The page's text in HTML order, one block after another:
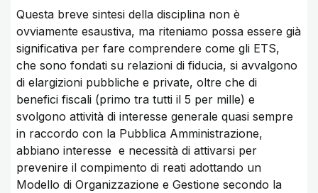
Questa breve sintesi della disciplina non è
ovviamente esaustiva, ma riteniamo possa essere già
significativa per fare comprendere come gli ETS,
che sono fondati su relazioni di fiducia, si avvalgono
di elargizioni pubbliche e private, oltre che di
benefici fiscali (primo tra tutti il 5 per mille) e
svolgono attività di interesse generale quasi sempre
in raccordo con la Pubblica Amministrazione,
abbiano interesse e necessità di attivarsi per
prevenire il compimento di reati adottando un
Modello di Organizzazione e Gestione secondo la